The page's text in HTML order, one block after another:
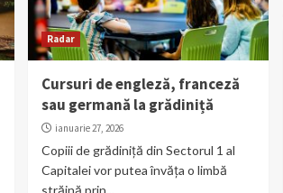
Radar
Cursuri de engleză, franceză
sau germană la grădiniță
ianuarie 27, 2026
Copiii de grădiniță din Sectorul 1 al
Capitalei vor putea învăța o limbă
străină prin...